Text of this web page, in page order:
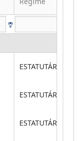
ESTATUTÁRIO
ESTATUTÁRIO
ESTATUTÁRIO